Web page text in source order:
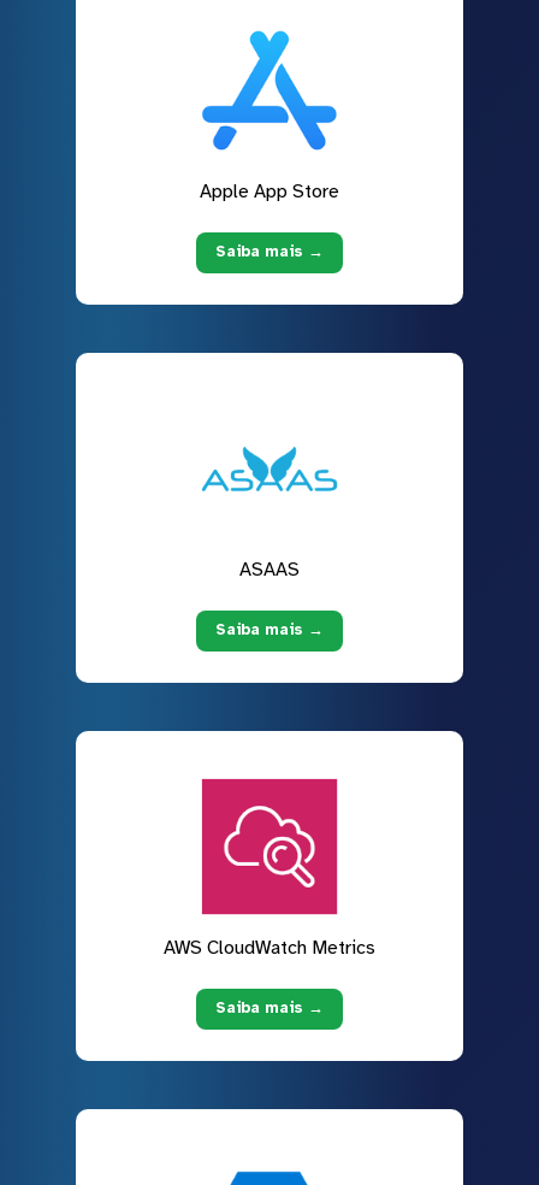
Apple App Store
Saiba mais →
ASAAS
Saiba mais →
AWS CloudWatch Metrics
Saiba mais →